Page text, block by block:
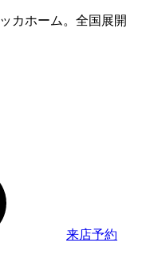
カホーム。全国展開
来店予約